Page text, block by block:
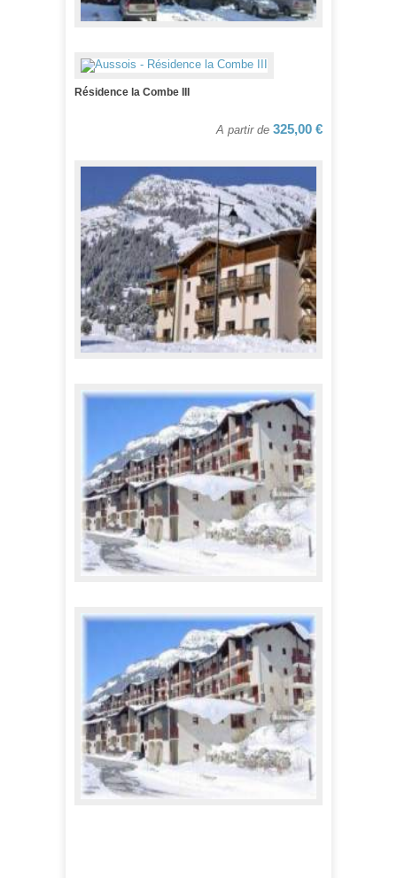
Résidence la Combe III
A partir de 325,00 €
A partir de299,00 €
A partir de194,00 €